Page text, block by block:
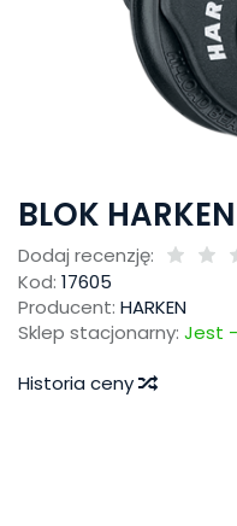
BLOK
Dodaj recenzję:
Kod: 17605
Producent: HARKEN
Sklep stacjonarny: Jest
Historia ceny